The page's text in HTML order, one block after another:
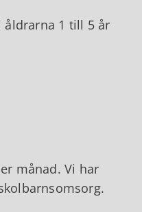
åldrarna 1 till 5 år
månad. Vi har